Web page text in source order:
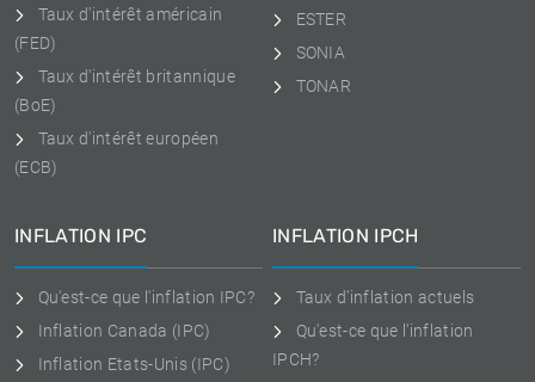
Taux d'intérêt américain
(FED)
Taux d'intérêt britannique
(BoE)
Taux d'intérêt européen
(ECB)
ESTER
SONIA
TONAR
INFLATION IPC
Qu'est-ce que l'inflation IPC?
Inflation Canada (IPC)
Inflation Etats-Unis (IPC)
INFLATION IPCH
Taux d'inflation actuels
Qu'est-ce que l'inflation
IPCH?